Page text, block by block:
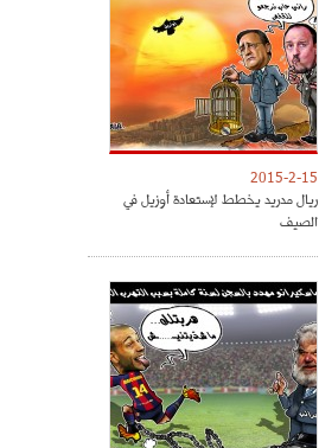
2015-2-15
ريال مدريد يخطط لإستعادة أوزيل في
الصيف